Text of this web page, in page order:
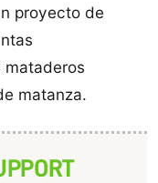
proyecto de
mataderos
matanza.